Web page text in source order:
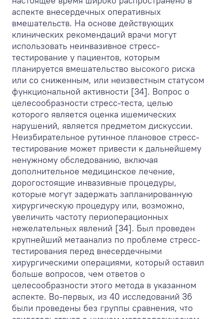
аспекте внесердечных оперативных
вмешательств. На основе действующих
клинических рекомендаций врачи могут
использовать неинвазивное стресс-
тестирование у пациентов, которым
планируется вмешательство высокого риска
или со сниженным, или неизвестным статусом
функциональной активности [34]. Вопрос о
целесообразности стресс-теста, целью
которого является оценка ишемических
нарушений, является предметом дискуссии.
Неизбирательное рутинное плановое стресс-
тестирование может привести к дальнейшему
ненужному обследованию, включая
дополнительное медицинское лечение,
дорогостоящие инвазивные процедуры,
которые могут задержать запланированную
хирургическую процедуру или, возможно,
увеличить частоту периоперационных
нежелательных явлений [34]. Был проведен
крупнейший метаанализ по проблеме стресс-
тестирования перед внесердечными
хирургическими операциями, который оставил
больше вопросов, чем ответов о
целесообразности этого метода в указанном
аспекте. Во-первых, из 40 исследований 36
были проведены без группы сравнения, что